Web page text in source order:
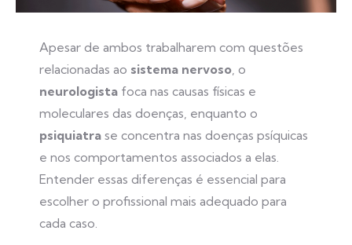
Apesar de ambos trabalharem com questões
relacionadas ao sistema nervoso, o
neurologista foca nas causas físicas e
moleculares das doenças, enquanto o
psiquiatra se concentra nas doenças psíquicas
e nos comportamentos associados a elas.
Entender essas diferenças é essencial para
escolher o profissional mais adequado para
cada caso.